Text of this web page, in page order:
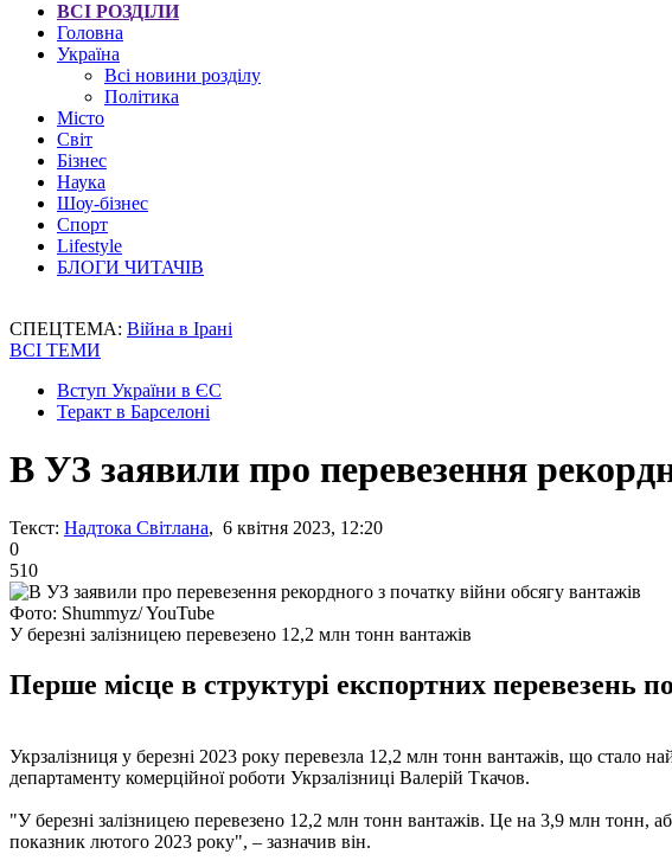
ВСІ РОЗДІЛИ
Головна
Україна
Всі новини розділу
Політика
Місто
Світ
Бізнес
Наука
Шоу-бізнес
Спорт
Lifestyle
БЛОГИ ЧИТАЧІВ
СПЕЦТЕМА: Війна в Ірані
ВСІ ТЕМИ
Вступ України в ЄС
Теракт в Барселоні
В УЗ заявили про перевезення
Текст: Надтока Світлана, 6 квітня 2023, 12:20
0
510
Фото: Shummyz/ YouTube
У березні залізницею перевезено 12,2 млн тонн вантажів
Перше місце в структурі експортних перевезень
Укрзалізниця у березні 2023 року перевезла 12,2 млн тонн вантажів, що стало
департаменту комерційної роботи Укрзалізниці Валерій Ткачов.
"У березні залізницею перевезено 12,2 млн тонн вантажів. Це на 3,9 млн тонн,
показник лютого 2023 року", – зазначив він.